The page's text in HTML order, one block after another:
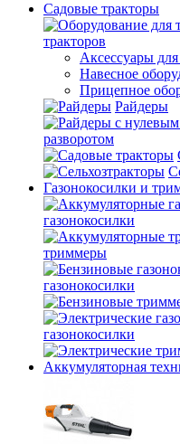
Садовые тракторы
тракторов
Аксессуары для
Навесное
Прицепное
Райдеры
разворотом
Газонокосилки и
газонокосилки
триммеры
газонокосилки
газонокосилки
Аккумуляторная